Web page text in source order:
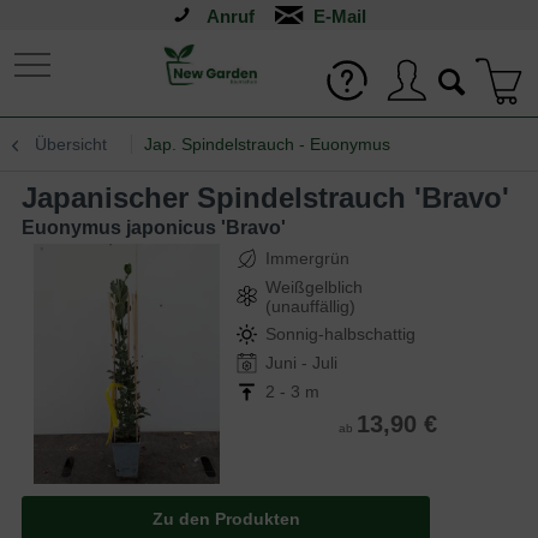
Anruf
Übersicht Jap. Spindelstrauch - Euonymus
Japanischer Spindelstrauch 'Bravo'
Euonymus japonicus 'Bravo'
Immergrün
Weißgelblich
(unauffällig)
Sonnig-halbschattig
Juni - Juli
2 - 3 m
ab 13,90 €
Zu den Produkten